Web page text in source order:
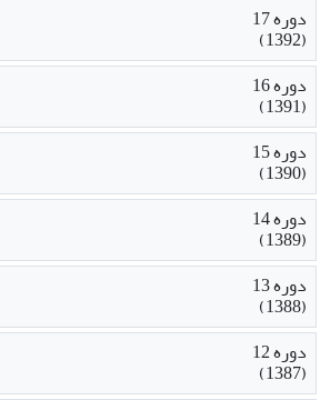
دوره 17
(1392)
دوره 16
(1391)
دوره 15
(1390)
دوره 14
(1389)
دوره 13
(1388)
دوره 12
(1387)